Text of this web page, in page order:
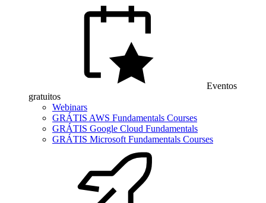
Eventos
gratuitos
Webinars
GRÁTIS AWS Fundamentals Courses
GRÁTIS Google Cloud Fundamentals
GRÁTIS Microsoft Fundamentals Courses